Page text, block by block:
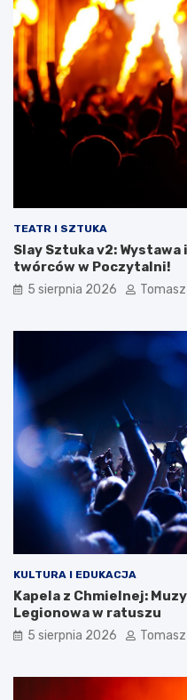
TEATR I SZTUKA
Slay Sztuka v2:
twórców w Poczytalni!
5 sierpnia 2026
KULTURA I EDUKACJA
Kapela z Chmielnej:
Legionowa w ratuszu
5 sierpnia 2026